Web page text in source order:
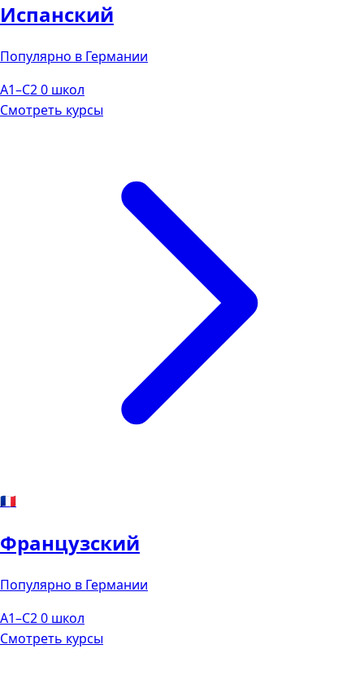
Испанский
Популярно в Германии
A1–C20 школ
Смотреть курсы
🇫🇷
Французский
Популярно в Германии
A1–C20 школ
Смотреть курсы